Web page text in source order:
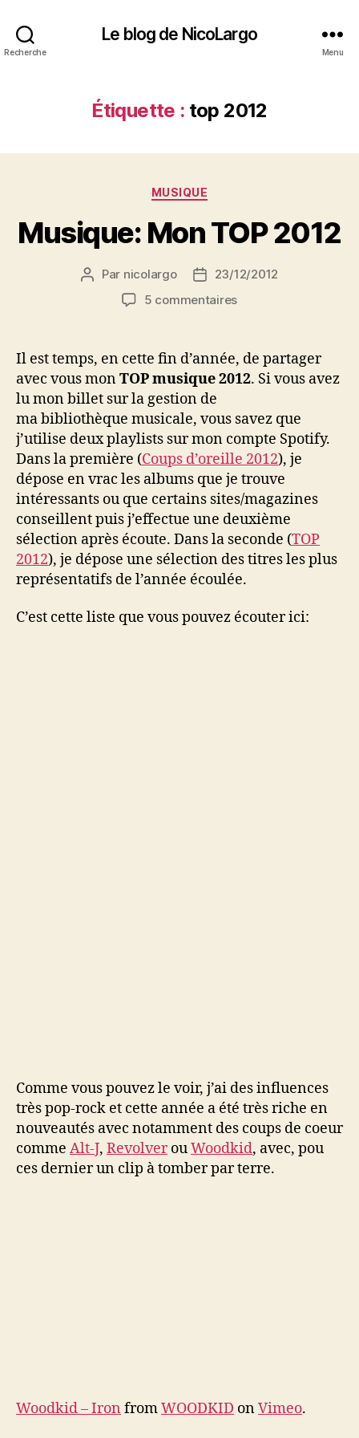
Recherche
Le blog de NicoLargo
Menu
Étiquette : top 2012
Catégories
MUSIQUE
Musique: Mon TOP 2012
Auteur
l’article
Par nicolargo
Date23/12/2012
5 commentairessur
TOP
2012
Il est temps, en cette fin d’année, de partager
avec vous monTOP musique 2012. Si vous avez
lu mon billet sur la gestion de
ma bibliothèque musicale, vous savez que
j’utilise deux playlists sur mon compte Spotify.
Dans la première (Coups d’oreille 2012), je
dépose en vrac les albums que je trouve
intéressants ou que certains sites/magazines
conseillent puis j’effectue une deuxième
sélection après écoute. Dans la seconde (TOP
2012), je dépose une sélection des titres les plus
représentatifs de l’année écoulée.
C’est cette liste que vous pouvez écouter ici:
Comme vous pouvez le voir, j’ai des influences
très pop-rock et cette année a été très riche en
nouveautés avec notamment des coups de coeur
comme Alt-J, RevolverouWoodkid, avec, pou
ces dernier un clip à tomber par terre.
Woodkid – Iron fromWOODKID onVimeo.